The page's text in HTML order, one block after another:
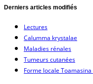
Derniers articles modifiés
Lectures
Calumma krystalae
Maladies rénales
Tumeurs cutanées
Forme locale Toamasina